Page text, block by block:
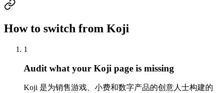
How to switch from Koji
1
Audit what your Koji page is missing
Koji 是为销售游戏、小费和数字产品的创意人士构建的